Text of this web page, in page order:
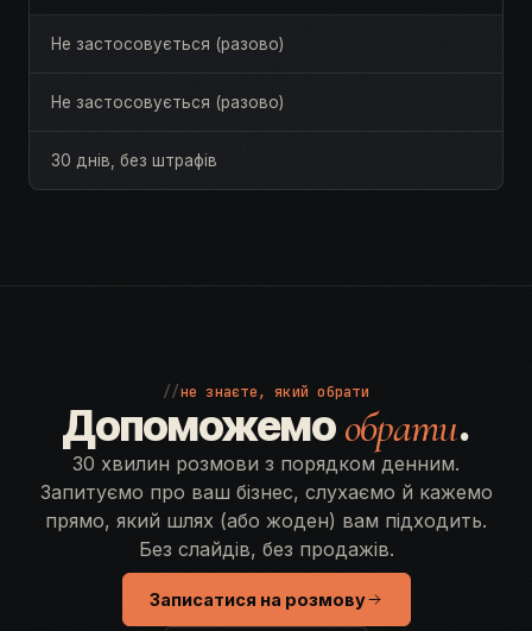
Не застосовується (разово)
Не застосовується (разово)
30 днів, без штрафів
//не знаєте, який обрати
Допоможемообрати.
30 хвилин розмови з порядком денним.
Запитуємо про ваш бізнес, слухаємо й кажемо
прямо, який шлях (або жоден) вам підходить.
Без слайдів, без продажів.
Записатися на розмову